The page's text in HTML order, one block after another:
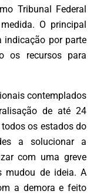
Tribunal Federal
O principal
indicação por parte
os recursos para
contemplados
de até 24
os estados do
a solucionar a
com uma greve
mudou de ideia. A
a demora e feito